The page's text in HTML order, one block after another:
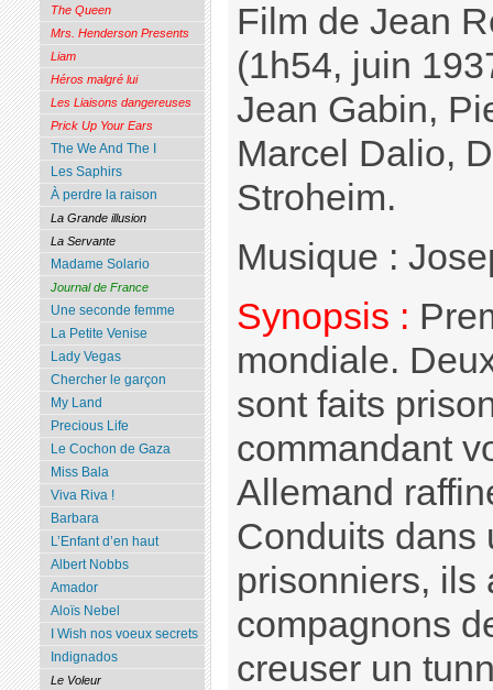
Film de Jean
(1h54, juin
Jean Gabin,
Marcel Dalio,
Stroheim.
Musique :
Synopsis :
mondiale.
sont faits
commandant
Allemand
Conduits dans
prisonniers, ils
compagnons
creuser un
The Queen
Mrs. Henderson Presents
Liam
Héros malgré lui
Les Liaisons dangereuses
Prick Up Your Ears
The We And The I
Les Saphirs
À perdre la raison
La Grande illusion
La Servante
Madame Solario
Journal de France
Une seconde femme
La Petite Venise
Lady Vegas
Chercher le garçon
My Land
Precious Life
Le Cochon de Gaza
Miss Bala
Viva Riva !
Barbara
L’Enfant d’en haut
Albert Nobbs
Amador
Aloïs Nebel
I Wish nos voeux secrets
Indignados
Le Voleur